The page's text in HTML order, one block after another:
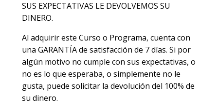
SUS EXPECTATIVAS LE DEVOLVEMOS SU
DINERO.
Al adquirir este Curso o Programa, cuenta con
una GARANTÍA de satisfacción de 7 días. Si por
algún motivo no cumple con sus expectativas, o
no es lo que esperaba, o simplemente no le
gusta, puede solicitar la devolución del 100% de
su dinero.